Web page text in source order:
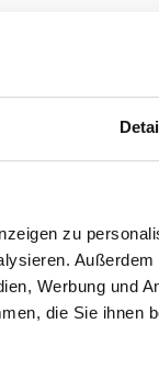
zu
Werbung und
die Sie ihnen